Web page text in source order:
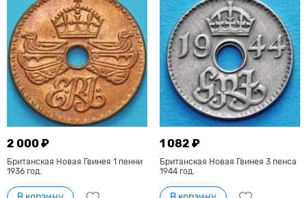
2 000 ₽
Британская Новая Гвинея 1 пенни
1936 год.
1 082 ₽
Британская Новая Гвинея 3 пенса
1944 год.